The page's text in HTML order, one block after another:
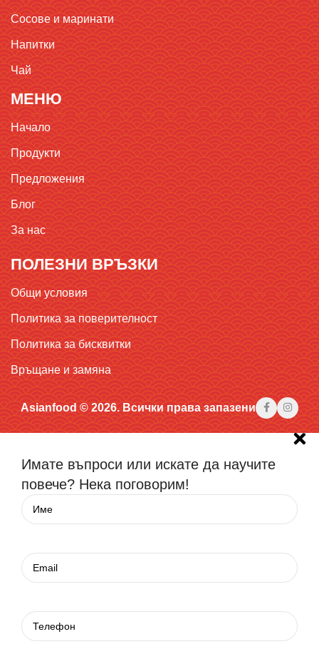
Сосове и маринати
Напитки
Чай
МЕНЮ
Начало
Продукти
Предложения
Блог
За нас
ПОЛЕЗНИ ВРЪЗКИ
Общи условия
Политика за поверителност
Политика за бисквитки
Връщане и замяна
Asianfood © 2026. Всички права запазени
Имате въпроси или искате да научите
повече? Нека поговорим!